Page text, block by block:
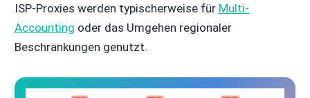
ISP-Proxies werden typischerweise für Multi-
Accounting oder das Umgehen regionaler
Beschränkungen genutzt.